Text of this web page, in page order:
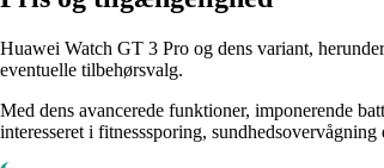
Huawei Watch GT 3 Pro og dens variant,
eventuelle tilbehørsvalg.
Med dens avancerede funktioner, imponerende
interesseret i fitnesssporing,